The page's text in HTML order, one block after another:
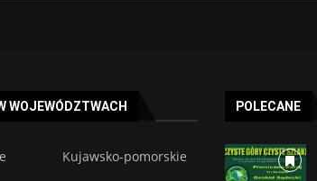
WOJEWÓDZTWACH
Kujawsko-pomorskie
POLECANE